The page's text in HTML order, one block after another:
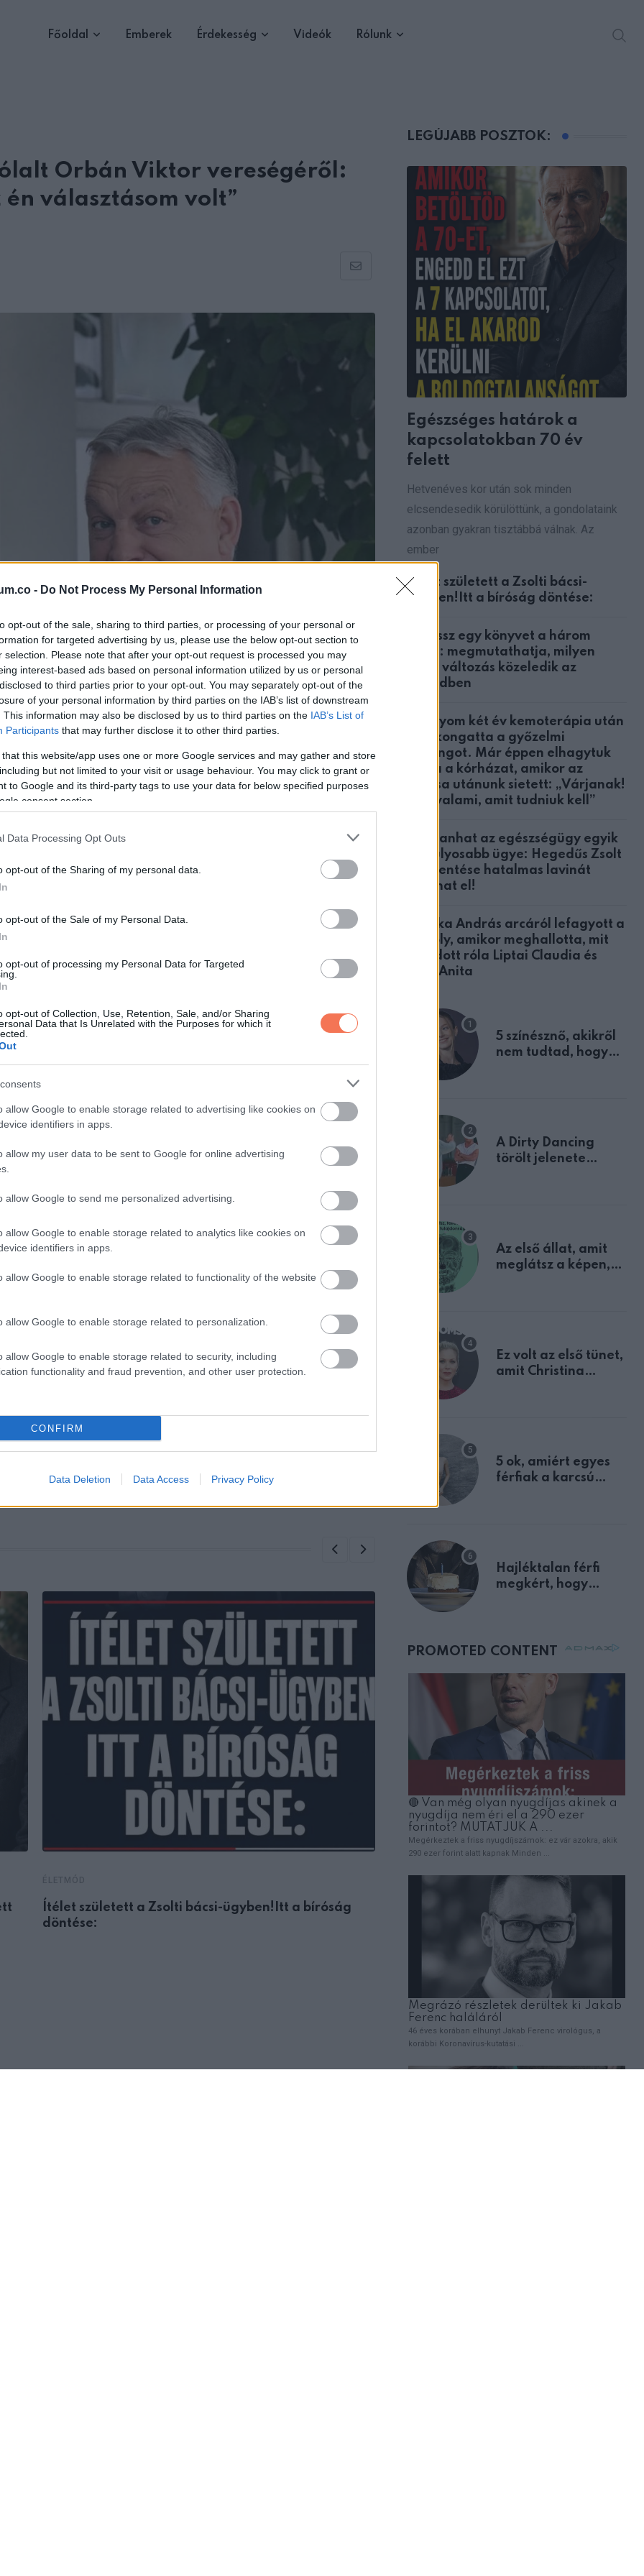
- Do Not Process My Personal Information
opt-out of the sale, sharing to third parties, or processing of your personal or
for targeted advertising by us, please use the below opt-out section to
selection. Please note that after your opt-out request is processed you may
interest-based ads based on personal information utilized by us or personal
to third parties prior to your opt-out. You may separately opt-out of the
of your personal information by third parties on the IAB’s list of downstream
This information may also be disclosed by us to third parties on the IAB’s List of
Participants that may further disclose it to other third parties.
that this website/app uses one or more Google services and may gather and store
but not limited to your visit or usage behaviour. You may click to grant or
to Google and its third-party tags to use your data for below specified purposes
consent section.
Data Processing Opt Outs
opt-out of the Sharing of my personal data.
opt-out of the Sale of my Personal Data.
opt-out of processing my Personal Data for Targeted
opt-out of Collection, Use, Retention, Sale, and/or Sharing
Data that Is Unrelated with the Purposes for which it
allow Google to enable storage related to advertising like cookies on
identifiers in apps.
allow my user data to be sent to Google for online advertising
allow Google to send me personalized advertising.
allow Google to enable storage related to analytics like cookies on
identifiers in apps.
allow Google to enable storage related to functionality of the website
allow Google to enable storage related to personalization.
allow Google to enable storage related to security, including
functionality and fraud prevention, and other user protection.
CONFIRM
Data Deletion Data Access Privacy Policy
Főoldal Emberek Érdekesség Videók Rólunk
Orbán Viktor vereségéről:
választásom volt”
Share
Email
magyarországi választások eredményére, amelyeken Orbán
olasz lapnak adott interjúban törte meg a csendet, és
végzett a bevándorlás terén. Nem engedte, hogy az emberek
elnök korábban nyíltan támogatta a kampány során.
foglalni
vereségéről, röviden
amelyet
alelnökét,JD Vance-t is Budapestre küldte, hogy erősítse a
a Tisza párt vezetője, Magyar Péter
kényelmes parlamenti többséget
Ítélet született a Zsolti bácsi-ügyben!Itt a bíróság
döntése:
LEGÚJABB POSZTOK:
Egészséges határok a
kapcsolatokban 70 év
felett
Hetvenéves kor után sok minden
elcsendesedik körülöttünk, a gondolataink
azonban gyakran tisztábbá válnak. Az
ember
Ítélet született a Zsolti bácsi-
ügyben!Itt a bíróság döntése:
Válassz egy könyvet a három
közül: megmutathatja, milyen
nagy változás közeledik az
életedben
A lányom két év kemoterápia után
megkongatta a győzelmi
harangot. Már éppen elhagytuk
volna a kórházat, amikor az
orvosa utánunk sietett: „Várjanak!
Van valami, amit tudniuk kell”
Robbanhat az egészségügy egyik
legsúlyosabb ügye: Hegedűs Zsolt
feljelentése hatalmas lavinát
indíthat el!
Csonka András arcáról lefagyott a
mosoly, amikor meghallotta, mit
mondott róla Liptai Claudia és
Ábel Anita
5 színésznő, akikről
nem tudtad, hogy
A Dirty Dancing
törölt jelenete
Az első állat, amit
meglátsz a képen,
Ez volt az első tünet,
amit Christina
5 ok, amiért egyes
férfiak a karcsú
Hajléktalan férfi
megkért, hogy
mellettem ült az első